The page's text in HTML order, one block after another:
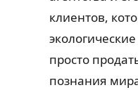
клиентов,
просто
познания